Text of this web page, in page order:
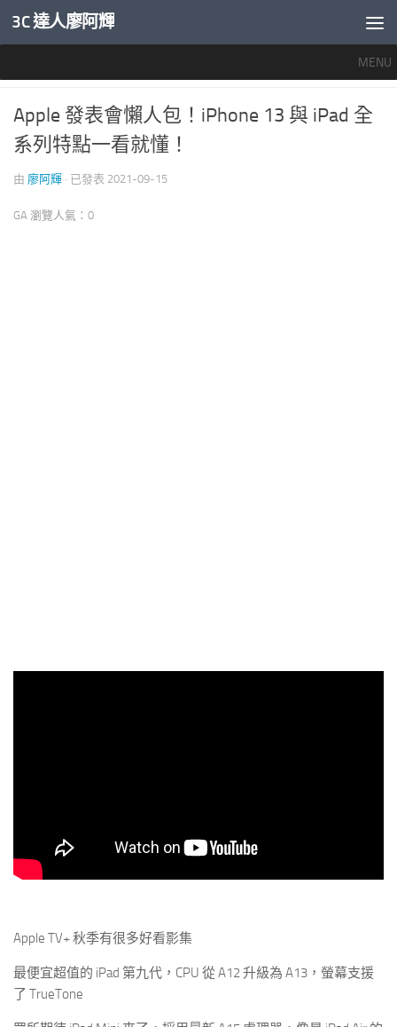
內文下方
3C 達人廖阿輝
MENU
0
Apple 發表會懶人包！iPhone 13 與 iPad 全
系列特點一看就懂！
由 廖阿輝 · 已發表 2021-09-15
GA 瀏覽人氣：0
Apple TV+ 秋季有很多好看影集
最便宜超值的 iPad 第九代，CPU 從 A12 升級為 A13，螢幕支援
了 TrueTone